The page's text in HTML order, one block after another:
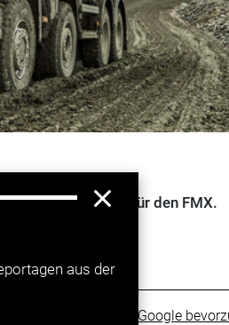
Allradsystem für den FMX.
Trucker bei Google
aus der